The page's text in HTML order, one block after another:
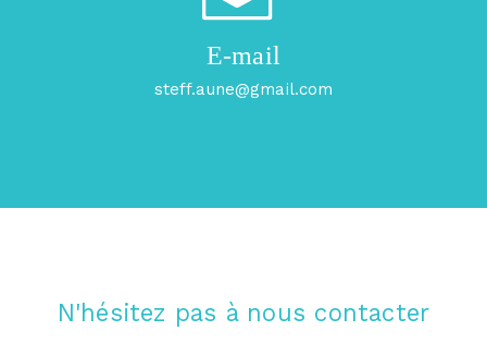
E-mail
steff.aune@gmail.com
N'hésitez pas à nous contacter